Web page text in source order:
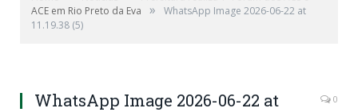
ACE em Rio Preto da Eva
»
WhatsApp Image 2026-06-22 at
11.19.38 (5)
WhatsApp Image 2026-06-22 at
0